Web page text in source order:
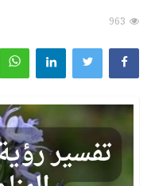
الأسماء ورموزها
رؤية الآخرة وأحداثها
الطَّعام والشَّراب
963